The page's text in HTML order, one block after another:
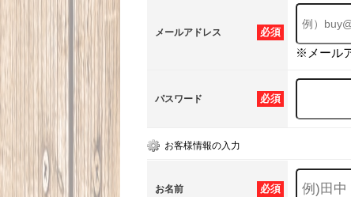
必須
メールアドレス
※メール
必須
パスワード
お客様情報の入力
必須
お名前